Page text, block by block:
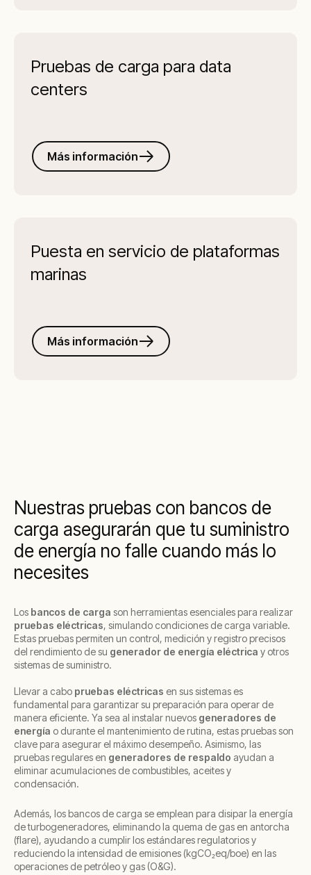
Pruebas de carga para data
centers
Más información
Puesta en servicio de plataformas
marinas
Más información
Nuestras pruebas con bancos de
carga asegurarán que tu suministro
de energía no falle cuando más lo
necesites
Los bancos de carga son herramientas esenciales para realizar
pruebas eléctricas, simulando condiciones de carga variable.
Estas pruebas permiten un control, medición y registro precisos
del rendimiento de su generador de energía eléctrica y otros
sistemas de suministro.
Llevar a cabo pruebas eléctricas en sus sistemas es
fundamental para garantizar su preparación para operar de
manera eficiente. Ya sea al instalar nuevos generadores de
energía o durante el mantenimiento de rutina, estas pruebas son
clave para asegurar el máximo desempeño. Asimismo, las
pruebas regulares en generadores de respaldo ayudan a
eliminar acumulaciones de combustibles, aceites y
condensación.
Además, los bancos de carga se emplean para disipar la energía
de turbogeneradores, eliminando la quema de gas en antorcha
(flare), ayudando a cumplir los estándares regulatorios y
reduciendo la intensidad de emisiones (kgCO₂eq/boe) en las
operaciones de petróleo y gas (O&G).